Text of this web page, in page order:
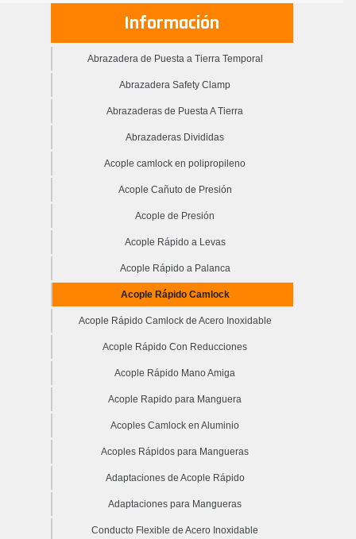
Información
Abrazadera de Puesta a Tierra Temporal
Abrazadera Safety Clamp
Abrazaderas de Puesta A Tierra
Abrazaderas Divididas
Acople camlock en polipropileno
Acople Cañuto de Presión
Acople de Presión
Acople Rápido a Levas
Acople Rápido a Palanca
Acople Rápido Camlock
Acople Rápido Camlock de Acero Inoxidable
Acople Rápido Con Reducciones
Acople Rápido Mano Amiga
Acople Rapido para Manguera
Acoples Camlock en Aluminio
Acoples Rápidos para Mangueras
Adaptaciones de Acople Rápido
Adaptaciones para Mangueras
Conducto Flexible de Acero Inoxidable